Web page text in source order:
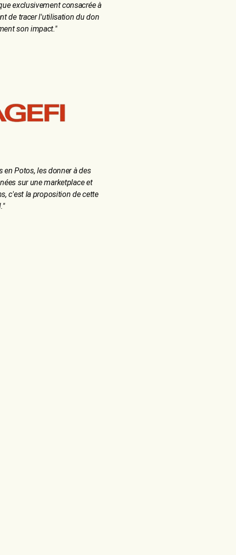
exclusivement consacrée à
de tracer l'utilisation du don
son impact."
en Potos, les donner à des
sur une marketplace et
c'est la proposition de cette
"